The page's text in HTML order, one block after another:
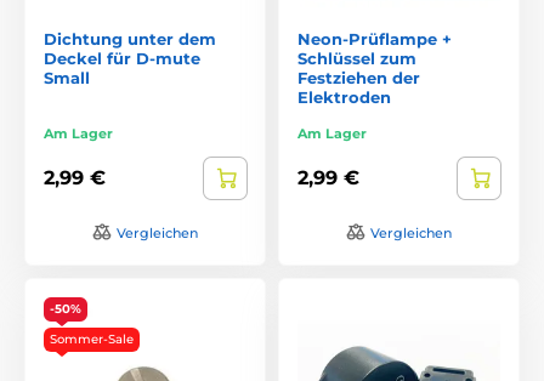
Dichtung unter dem
Deckel für D-mute
Small
Am Lager
2,99 €
Vergleichen
Neon-Prüflampe +
Schlüssel zum
Festziehen der
Elektroden
Am Lager
2,99 €
Vergleichen
-50%
Sommer-Sale